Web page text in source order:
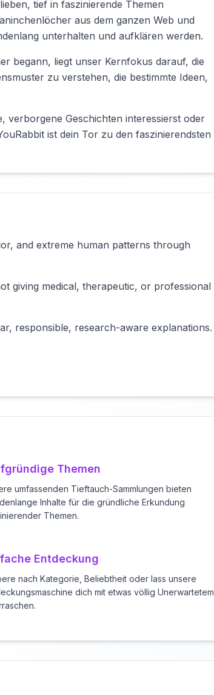
tief in faszinierende Themen
aus dem ganzen Web und
unterhalten und aufklären werden.
begann, liegt unser Kernfokus darauf, die
zu verstehen, die bestimmte Ideen,
verborgene Geschichten interessierst oder
ist dein Tor zu den faszinierendsten
and extreme human patterns through
giving medical, therapeutic, or professional
responsible, research-aware explanations.
Themen
umfassenden Tieftauch-Sammlungen bieten
Inhalte für die gründliche Erkundung
Themen.
Entdeckung
nach Kategorie, Beliebtheit oder lass unsere
dich mit etwas völlig Unerwartetem